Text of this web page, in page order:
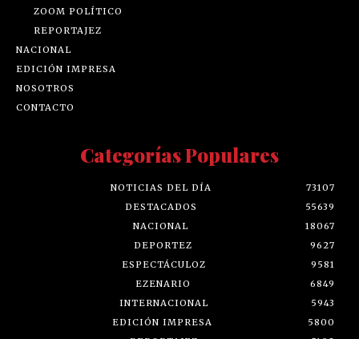
ZOOM POLÍTICO
REPORTAJEZ
NACIONAL
EDICIÓN IMPRESA
NOSOTROS
CONTACTO
Categorías Populares
NOTICIAS DEL DÍA
73107
DESTACADOS
55639
NACIONAL
18067
DEPORTEZ
9627
ESPECTÁCULOZ
9581
EZENARIO
6849
INTERNACIONAL
5943
EDICIÓN IMPRESA
5800